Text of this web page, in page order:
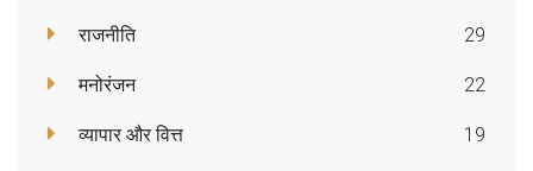
राजनीति 29
मनोरंजन 22
व्यापार और वित्त 19